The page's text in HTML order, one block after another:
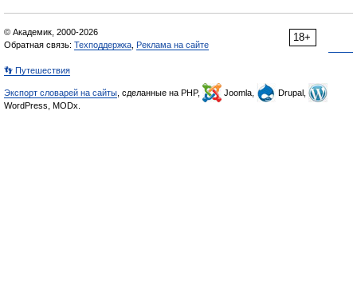
18+
© Академик, 2000-2026
Обратная связь: Техподдержка Реклама на сайте
👣 Путешествия
Экспорт словарей на сайты , сделанные на PHP, Joomla,
Drupal,
WordPress, MODx.